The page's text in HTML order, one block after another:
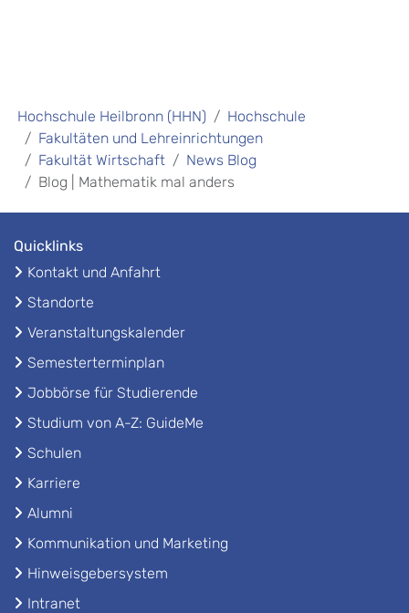
Hochschule Heilbronn (HHN)
Hochschule
Fakultäten und Lehreinrichtungen
Fakultät Wirtschaft
News Blog
Blog | Mathematik mal anders
Quicklinks
Kontakt und Anfahrt
Standorte
Veranstaltungskalender
Semesterterminplan
Jobbörse für Studierende
Studium von A-Z: GuideMe
Schulen
Karriere
Alumni
Kommunikation und Marketing
Hinweisgebersystem
Intranet